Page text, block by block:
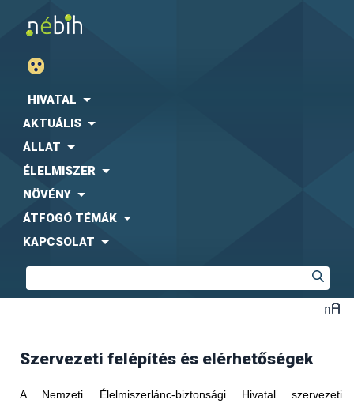
HIVATAL
AKTUÁLIS
ÁLLAT
ÉLELMISZER
NÖVÉNY
ÁTFOGÓ TÉMÁK
KAPCSOLAT
Szervezeti felépítés és elérhetőségek
A Nemzeti Élelmiszerlánc-biztonsági Hivatal szervezeti